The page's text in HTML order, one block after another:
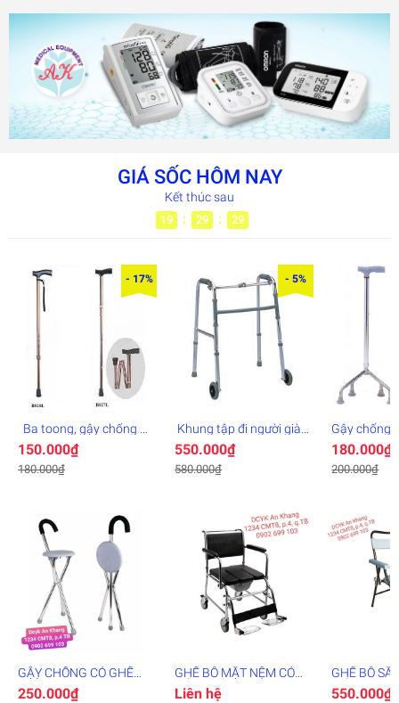
GIÁ SỐC HÔM NAY
Kết thúc sau
19 : 29 : 28
- 17%
Ba toong, gậy chống 4
khúc
150.000₫
180.000₫
- 5%
Khung tập đi người già
cao cấp bánh to - khung
tập đi
550.000₫
580.000₫
Gậy chống
cho người
180.000₫
200.000₫
GẬY CHỐNG CÓ GHẾ
NGỒI
250.000₫
GHẾ BÔ MẶT NỆM CÓ
GÁC CHÂN
Liên hệ
GHẾ BÔ
ĐIỆN
550.000₫